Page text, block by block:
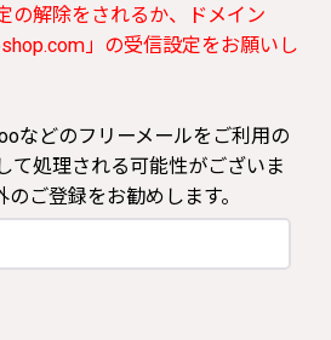
の解除をされるか、ドメイン
」の受信設定をお願いし
などのフリーメールをご利用の
て処理される可能性がございま
ご登録をお勧めします。